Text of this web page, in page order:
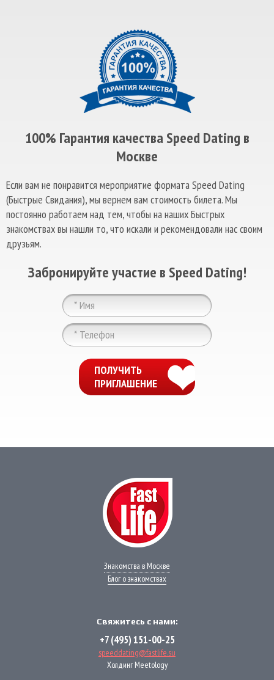
100% Гарантия качества Speed Dating в
Москве
Если вам не понравится мероприятие формата Speed Dating
(Быстрые Свидания), мы вернем вам стоимость билета. Мы
постоянно работаем над тем, чтобы на наших Быстрых
знакомствах вы нашли то, что искали и рекомендовали нас своим
друзьям.
Забронируйте участие в Speed Dating!
ПОЛУЧИТЬ
ПРИГЛАШЕНИЕ
Знакомства в Москве
Блог о знакомствах
Свяжитесь с нами:
+7 (495) 151-00-25
speeddating@fastlife.su
Холдинг Meetology
ChatApp
online
Мессенджеры
Telegram